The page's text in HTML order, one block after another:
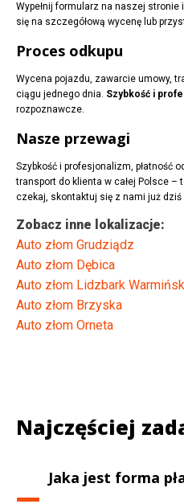
Wypełnij formularz na naszej
się na szczegółową wycenę lub
Proces odkupu
Wycena pojazdu, zawarcie umowy,
ciągu jednego dnia. Szybkość i
rozpoznawcze.
Nasze przewagi
Szybkość i profesjonalizm, płatność
transport do klienta w całej Polsce –
czekaj, skontaktuj się z nami już
Zobacz inne lokalizacje:
Auto złom Grudziądz
Auto złom Dębica
Auto złom Lidzbark
Auto złom Brzyska
Auto złom Orneta
Najczęściej
Jaka jest forma